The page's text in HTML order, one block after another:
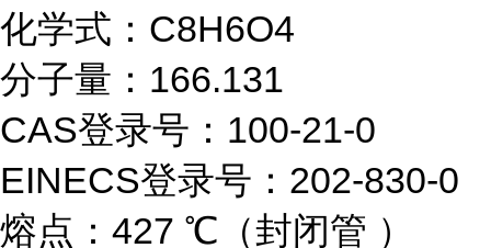
化学式：C8H6O4
分子量：166.131
CAS登录号：100-21-0
EINECS登录号：202-830-0
熔点：427 ℃（封闭管 ）